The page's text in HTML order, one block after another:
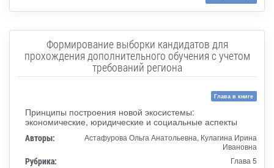
Формирование выборки кандидатов для
прохождения дополнительного обучения с учетом
требований региона
Глава в книге
Принципы построения новой экосистемы:
экономические, юридические и социальные аспекты
Авторы:
Астафурова Ольга Анатольевна, Кулагина Ирина
Ивановна
Рубрика: Глава 5